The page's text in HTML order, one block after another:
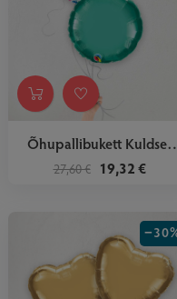
Õhupallibukett Kuldsed
Tähed
27,60 € 19,32 €